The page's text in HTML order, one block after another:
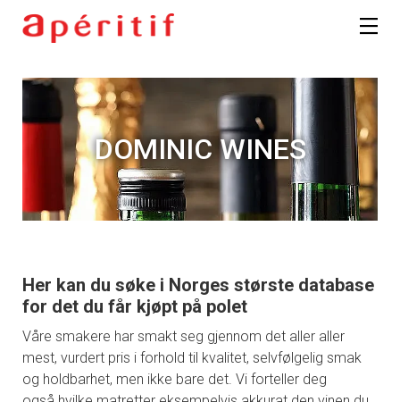
DOMINIC WINES
Her kan du søke i Norges største database
for det du får kjøpt på polet
Våre smakere har smakt seg gjennom det aller aller
mest, vurdert pris i forhold til kvalitet, selvfølgelig smak
og holdbarhet, men ikke bare det. Vi forteller deg